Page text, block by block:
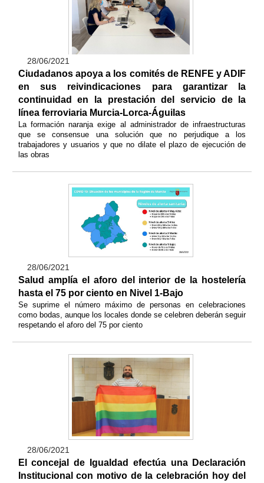
28/06/2021
Ciudadanos apoya a los comités de RENFE y ADIF
en sus reivindicaciones para garantizar la
continuidad en la prestación del servicio de la
línea ferroviaria Murcia-Lorca-Águilas
La formación naranja exige al administrador de infraestructuras
que se consensue una solución que no perjudique a los
trabajadores y usuarios y que no dilate el plazo de ejecución de
las obras
28/06/2021
Salud amplía el aforo del interior de la hostelería
hasta el 75 por ciento en Nivel 1-Bajo
Se suprime el número máximo de personas en celebraciones
como bodas, aunque los locales donde se celebren deberán seguir
respetando el aforo del 75 por ciento
28/06/2021
El concejal de Igualdad efectúa una Declaración
Institucional con motivo de la celebración hoy del